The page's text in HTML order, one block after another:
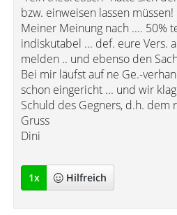
bzw. einweisen lassen müssen!
Meiner Meinung nach .... 50%
indiskutabel ... def. eure Vers.
melden .. und ebenso den
Bei mir läufst auf ne Ge.-
schon eingericht ... und wir
Schuld des Gegners, d.h. dem
Gruss
Dini
1x Hilfreich